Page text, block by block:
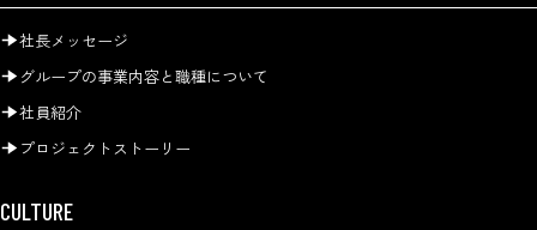
社長メッセージ
グループの事業内容と職種について
社員紹介
プロジェクトストーリー
CULTURE